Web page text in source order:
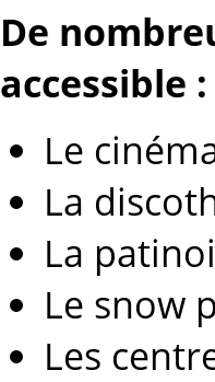
De
accessible :
Le
La
La
Le snow
Les